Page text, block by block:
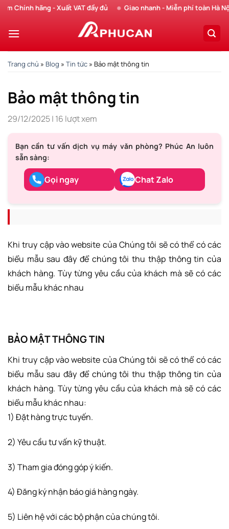
Chuyển
nội
Chính hãng - Xuất VAT đầy đủ Giao nhanh - Miễn phí toàn Hà Nội
Trang chủ » Blog » Tin tức » Bảo mật thông tin
Bảo mật thông tin
29/12/2025| 16 lượt xem
Bạn cần tư vấn dịch vụ máy văn phòng? Phúc An luôn
sẵn sàng:
Gọi ngay Chat Zalo
Khi truy cập vào website của Chúng tôi sẽ có thể có các
biểu mẫu sau đây để chúng tôi thu thập thông tin của
khách hàng. Tùy từng yêu cầu của khách mà sẽ có các
biểu mẫu khác nhau
BẢO MẬT THÔNG TIN
Khi truy cập vào website của Chúng tôi sẽ có thể có các
biểu mẫu sau đây để chúng tôi thu thập thông tin của
khách hàng. Tùy từng yêu cầu của khách mà sẽ có các
biểu mẫu khác nhau:
1) Đặt hàng trực tuyến.
2) Yêu cầu tư vấn kỹ thuật.
3) Tham gia đóng góp ý kiến.
4) Đăng ký nhận báo giá hàng ngày.
5) Liên hệ với các bộ phận của chúng tôi.